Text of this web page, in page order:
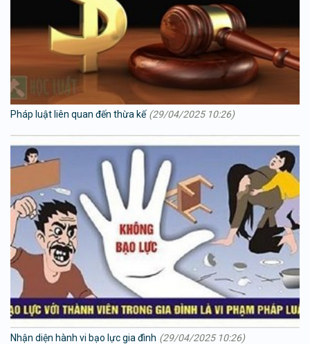
Pháp luật liên quan đến thừa kế (29/04/2025 10:26)
Nhận diện hành vi bạo lực gia đình (29/04/2025 10:26)